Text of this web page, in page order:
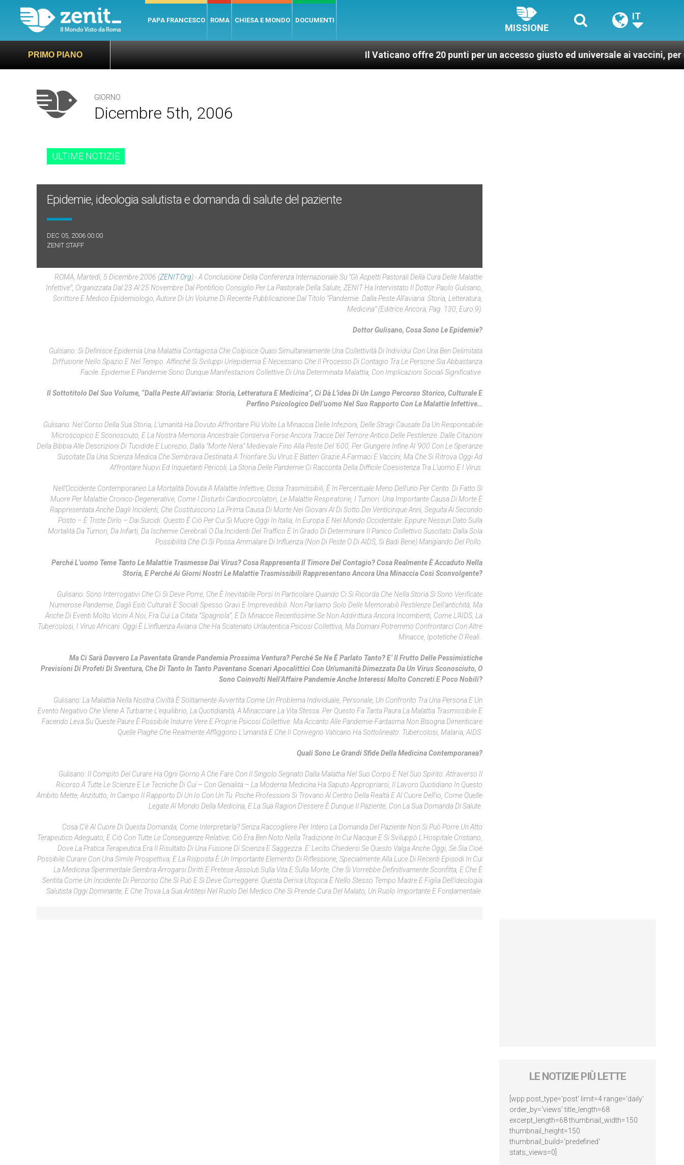
PAPA FRANCESCO ROMA CHIESA E MONDO DOCUMENTI
MISSIONE
IT
PRIMO PIANO Il Vaticano offre 20 punti per un accesso giusto ed universale ai vaccini, per un mondo
GIORNO
Dicembre 5th, 2006
ULTIME NOTIZIE
Epidemie, ideologia salutista e domanda di salute del paziente
DEC 05, 2006 00:00
ZENIT STAFF
ROMA, Martedì, 5 Dicembre 2006 (ZENIT.org).- A Conclusione Della Conferenza Internazionale Su “Gli Aspetti Pastorali Della Cura Delle Malattie
Infettive”, Organizzata Dal 23 Al 25 Novembre Dal Pontificio Consiglio Per La Pastorale Della Salute, ZENIT Ha Intervistato Il Dottor Paolo Gulisano,
Scrittore E Medico Epidemiologo, Autore Di Un Volume Di Recente Pubblicazione Dal Titolo “Pandemie. Dalla Peste All'aviaria: Storia, Letteratura,
Medicina” (Editrice Ancora, Pag. 130, Euro 9).
Dottor Gulisano, Cosa Sono Le Epidemie?
Gulisano: Si Definisce Epidemia Una Malattia Contagiosa Che Colpisce Quasi Simultaneamente Una Collettività Di Individui Con Una Ben Delimitata
Diffusione Nello Spazio E Nel Tempo. Affinché Si Sviluppi Un'epidemia È Necessario Che Il Processo Di Contagio Tra Le Persone Sia Abbastanza
Facile. Epidemie E Pandemie Sono Dunque Manifestazioni Collettive Di Una Determinata Malattia, Con Implicazioni Sociali Significative.
Il Sottotitolo Del Suo Volume, “dalla Peste All’aviaria: Storia, Letteratura E Medicina”, Ci Dà L’idea Di Un Lungo Percorso Storico, Culturale E
Perfino Psicologico Dell’uomo Nel Suo Rapporto Con Le Malattie Infettive…
Gulisano: Nel Corso Della Sua Storia, L’umanità Ha Dovuto Affrontare Più Volte La Minaccia Delle Infezioni, Delle Stragi Causate Da Un Responsabile
Microscopico E Sconosciuto, E La Nostra Memoria Ancestrale Conserva Forse Ancora Tracce Del Terrore Antico Delle Pestilenze. Dalle Citazioni
Della Bibbia Alle Descrizioni Di Tucidide E Lucrezio, Dalla “Morte Nera” Medievale Fino Alla Peste Del ‘600, Per Giungere Infine Al ‘900 Con Le Speranze
Suscitate Da Una Scienza Medica Che Sembrava Destinata A Trionfare Su Virus E Batteri Grazie A Farmaci E Vaccini, Ma Che Si Ritrova Oggi Ad
Affrontare Nuovi Ed Inquietanti Pericoli, La Storia Delle Pandemie Ci Racconta Della Difficile Coesistenza Tra L’uomo E I Virus.
Nell’Occidente Contemporaneo La Mortalità Dovuta A Malattie Infettive, Ossia Trasmissibili, È In Percentuale Meno Dell’uno Per Cento. Di Fatto Si
Muore Per Malattie Cronico-Degenerative, Come I Disturbi Cardiocircolatori, Le Malattie Respiratorie, I Tumori. Una Importante Causa Di Morte È
Rappresentata Anche Dagli Incidenti, Che Costituiscono La Prima Causa Di Morte Nei Giovani Al Di Sotto Dei Venticinque Anni, Seguita Al Secondo
Posto – È Triste Dirlo – Dai Suicidi. Questo È Ciò Per Cui Si Muore Oggi In Italia, In Europa E Nel Mondo Occidentale. Eppure Nessun Dato Sulla
Mortalità Da Tumori, Da Infarti, Da Ischemie Cerebrali O Da Incidenti Del Traffico È In Grado Di Determinare Il Panico Collettivo Suscitato Dalla Sola
Possibilità Che Ci Si Possa Ammalare Di Influenza (non Di Peste O Di AIDS, Si Badi Bene) Mangiando Del Pollo.
Perché L’uomo Teme Tanto Le Malattie Trasmesse Dai Virus? Cosa Rappresenta Il Timore Del Contagio? Cosa Realmente È Accaduto Nella
Storia, E Perché Ai Giorni Nostri Le Malattie Trasmissibili Rappresentano Ancora Una Minaccia Così Sconvolgente?
Gulisano: Sono Interrogativi Che Ci Si Deve Porre, Che È Inevitabile Porsi In Particolare Quando Ci Si Ricorda Che Nella Storia Si Sono Verificate
Numerose Pandemie, Dagli Esiti Culturali E Sociali Spesso Gravi E Imprevedibili. Non Parliamo Solo Delle Memorabili Pestilenze Dell’antichità, Ma
Anche Di Eventi Molto Vicini A Noi, Fra Cui La Citata “spagnola”, E Di Minacce Recentissime Se Non Addirittura Ancora Incombenti, Come L’AIDS, La
Tubercolosi, I Virus Africani. Oggi È L’influenza Aviaria Che Ha Scatenato Un’autentica Psicosi Collettiva, Ma Domani Potremmo Confrontarci Con Altre
Minacce, Ipotetiche O Reali..
Ma Ci Sarà Davvero La Paventata Grande Pandemia Prossima Ventura? Perché Se Ne È Parlato Tanto? E’ Il Frutto Delle Pessimistiche
Previsioni Di Profeti Di Sventura, Che Di Tanto In Tanto Paventano Scenari Apocalittici Con Un'umanità Dimezzata Da Un Virus Sconosciuto, O
Sono Coinvolti Nell’AffairePandemie Anche Interessi Molto Concreti E Poco Nobili?
Gulisano: La Malattia Nella Nostra Civiltà È Solitamente Avvertita Come Un Problema Individuale, Personale, Un Confronto Tra Una Persona E Un
Evento Negativo Che Viene A Turbarne L’equilibrio, La Quotidianità, A Minacciare La Vita Stessa. Per Questo Fa Tanta Paura La Malattia Trasmissibile E
Facendo Leva Su Queste Paure È Possibile Indurre Vere E Proprie Psicosi Collettive. Ma Accanto Alle Pandemie-Fantasma Non Bisogna Dimenticare
Quelle Piaghe Che Realmente Affliggono L’umanità E Che Il Convegno Vaticano Ha Sottolineato: Tubercolosi, Malaria, AIDS.
Quali Sono Le Grandi Sfide Della Medicina Contemporanea?
Gulisano: Il Compito Del Curare Ha Ogni Giorno A Che Fare Con Il Singolo Segnato Dalla Malattia Nel Suo Corpo E Nel Suo Spirito. Attraverso Il
Ricorso A Tutte Le Scienze E Le Tecniche Di Cui – Con Genialità – La Moderna Medicina Ha Saputo Appropriarsi, Il Lavoro Quotidiano In Questo
Ambito Mette, Anzitutto, In Campo Il Rapporto Di Un Io Con Un Tu. Poche Professioni Si Trovano Al Centro Della Realtà E Al Cuore Dell'io, Come Quelle
Legate Al Mondo Della Medicina, E La Sua Ragion D'essere È Dunque Il Paziente, Con La Sua Domanda Di Salute.
Cosa C'è Al Cuore Di Questa Domanda, Come Interpretarla? Senza Raccogliere Per Intero La Domanda Del Paziente Non Si Può Porre Un Atto
Terapeutico Adeguato, E Ciò Con Tutte Le Conseguenze Relative; Ciò Era Ben Noto Nella Tradizione In Cui Nacque E Si Sviluppò L'Hospitale Cristiano,
Dove La Pratica Terapeutica Era Il Risultato Di Una Fusione Di Scienza E Saggezza. E’ Lecito Chiedersi Se Questo Valga Anche Oggi, Se Sia Cioè
Possibile Curare Con Una Simile Prospettiva, E La Risposta È Un Importante Elemento Di Riflessione, Specialmente Alla Luce Di Recenti Episodi In Cui
La Medicina Sperimentale Sembra Arrogarsi Diritti E Pretese Assoluti Sulla Vita E Sulla Morte, Che Si Vorrebbe Definitivamente Sconfitta, E Che È
Sentita Come Un Incidente Di Percorso Che Si Può E Si Deve Correggere. Questa Deriva Utopica È Nello Stesso Tempo Madre E Figlia Dell'ideologia
Salutista Oggi Dominante, E Che Trova La Sua Antitesi Nel Ruolo Del Medico CheSi Prende CuraDel Malato, Un Ruolo Importante E Fondamentale.
LE NOTIZIE PIÙ LETTE
[wpp post_type='post' limit=4 range='daily'
order_by='views' title_length=68
excerpt_length=68 thumbnail_width=150
thumbnail_height=150
thumbnail_build='predefined'
stats_views=0]